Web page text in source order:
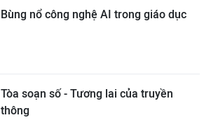
Bùng nổ công nghệ AI trong giáo dục
Tòa soạn số - Tương lai của truyền
thông